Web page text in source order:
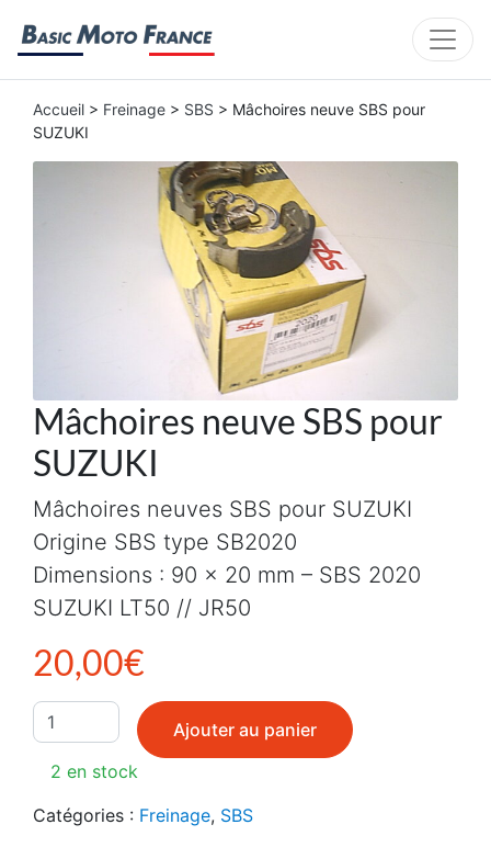
Accueil > Freinage > SBS > Mâchoires neuve SBS pour
SUZUKI
Mâchoires neuve SBS pour
SUZUKI
20,00€
Mâchoires neuves SBS pour SUZUKI
Origine SBS type SB2020
Dimensions : 90 x 20 mm – SBS 2020
SUZUKI LT50 // JR50
2 en stock
quantité de Mâchoires neuve SBS pour SUZUKI
Ajouter au panier
Catégories : Freinage, SBS